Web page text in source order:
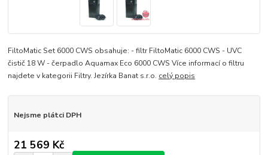
FiltoMatic Set 6000 CWS obsahuje: - filtr FiltoMatic 6000 CWS - UVC
čistič 18 W - čerpadlo Aquamax Eco 6000 CWS Více informací o filtru
najdete v kategorii Filtry. Jezírka Banat s.r.o. celý popis
Nejsme plátci DPH
21 569 Kč